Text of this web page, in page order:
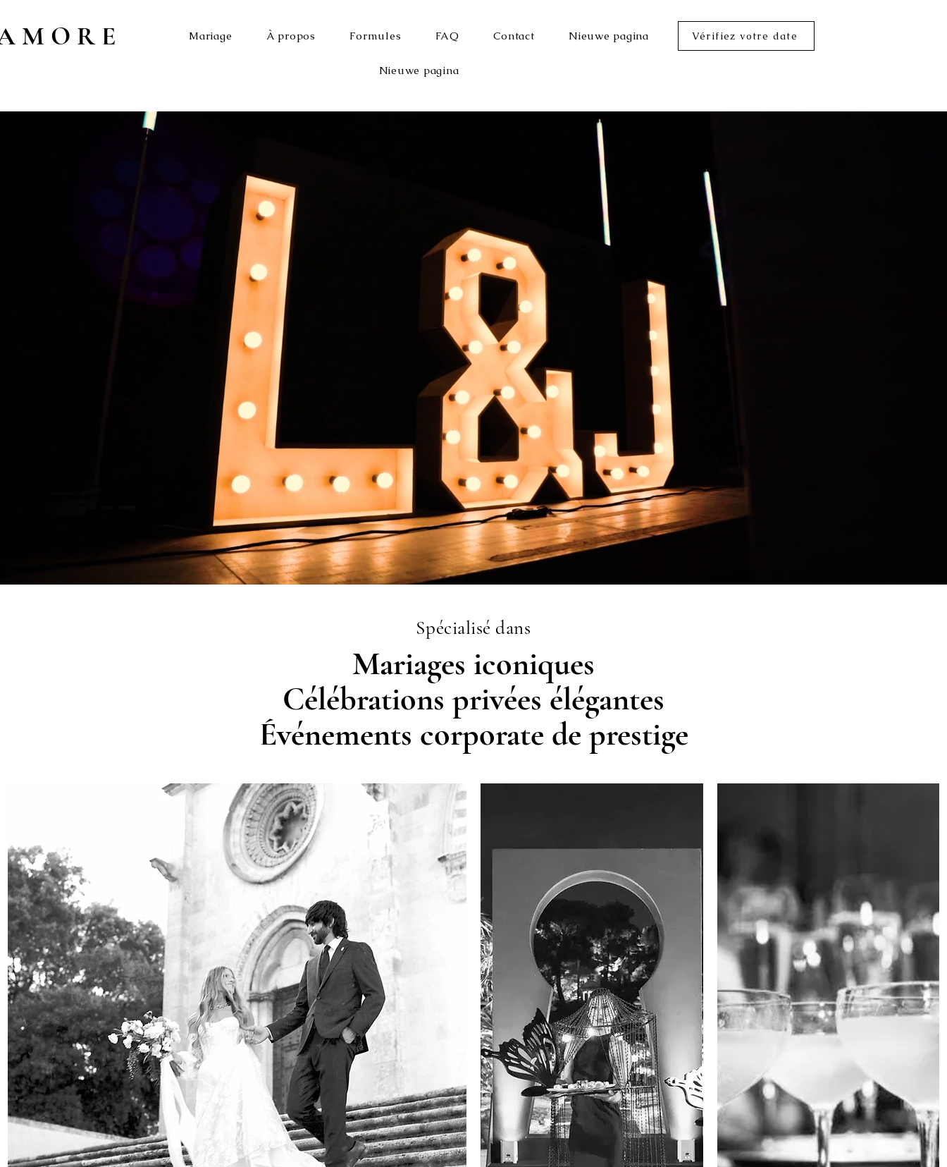
Mariage À propos Formules FAQ Contact Nieuwe pagina
Nieuwe pagina
Vérifiez votre date
Spécialisé dans
Mariages iconiques
Célébrations privées élégantes
Événements corporate de prestige